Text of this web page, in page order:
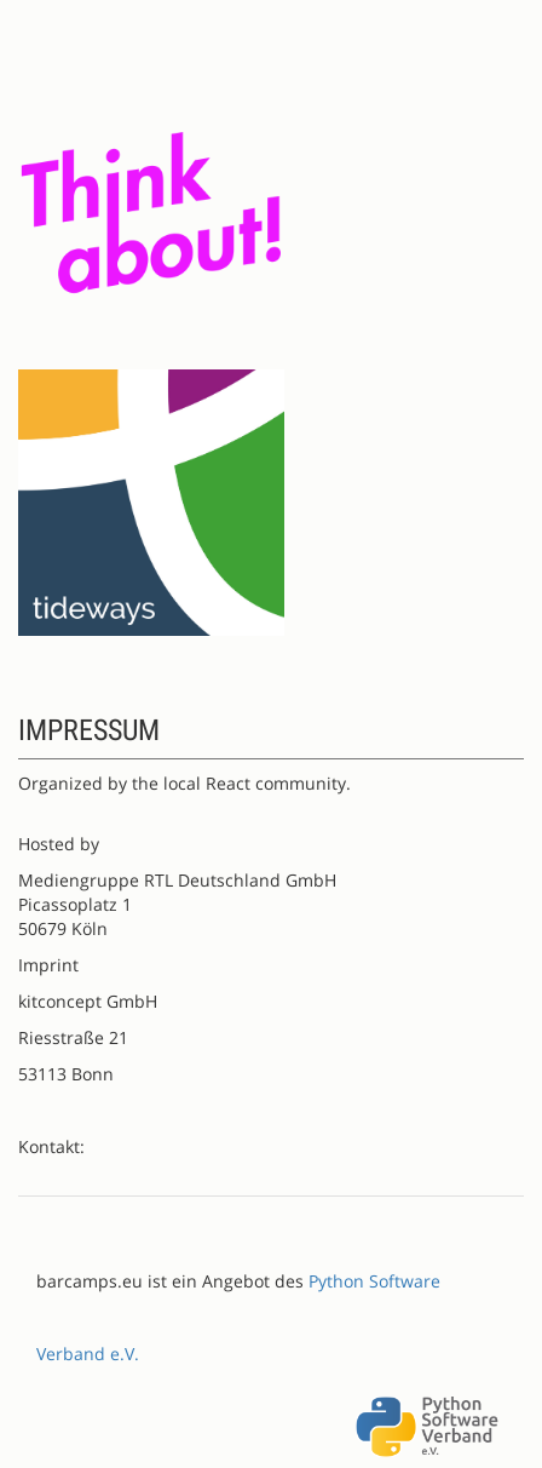
IMPRESSUM
Organized by the local React community.
Hosted by
Mediengruppe RTL Deutschland GmbH
Picassoplatz 1
50679 Köln
Imprint
kitconcept GmbH
Riesstraße 21
53113 Bonn
Kontakt:
barcamps.eu ist ein Angebot des Python Software
Verband e.V.